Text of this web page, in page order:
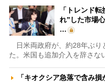
「トレンド
れ”した市場
…
日米両政府が、約28年ぶり
た。米国も追加介入を辞さな
「キオクシア急落で含み